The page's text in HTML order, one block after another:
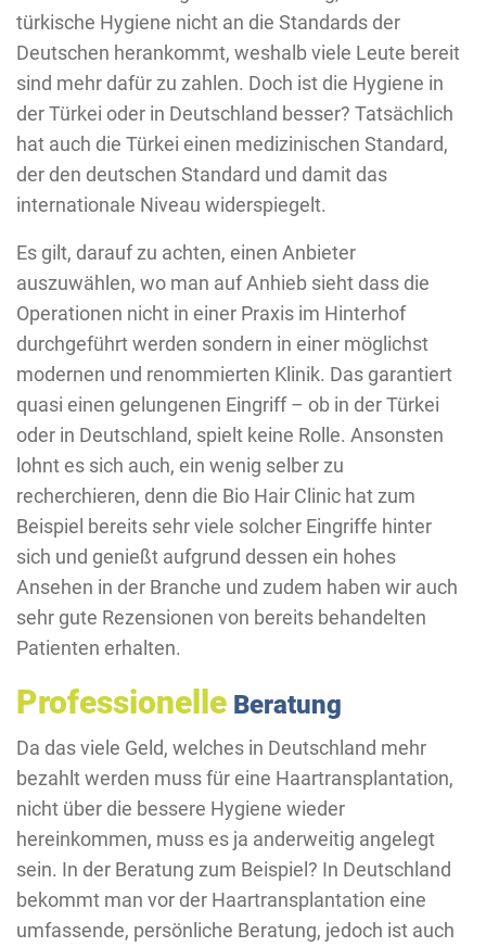
türkische Hygiene nicht an die Standards der
Deutschen herankommt, weshalb viele Leute bereit
sind mehr dafür zu zahlen. Doch ist die Hygiene in
der Türkei oder in Deutschland besser? Tatsächlich
hat auch die Türkei einen medizinischen Standard,
der den deutschen Standard und damit das
internationale Niveau widerspiegelt.
Es gilt, darauf zu achten, einen Anbieter
auszuwählen, wo man auf Anhieb sieht dass die
Operationen nicht in einer Praxis im Hinterhof
durchgeführt werden sondern in einer möglichst
modernen und renommierten Klinik. Das garantiert
quasi einen gelungenen Eingriff – ob in der Türkei
oder in Deutschland, spielt keine Rolle. Ansonsten
lohnt es sich auch, ein wenig selber zu
recherchieren, denn die Bio Hair Clinic hat zum
Beispiel bereits sehr viele solcher Eingriffe hinter
sich und genießt aufgrund dessen ein hohes
Ansehen in der Branche und zudem haben wir auch
sehr gute Rezensionen von bereits behandelten
Patienten erhalten.
Professionelle Beratung
Da das viele Geld, welches in Deutschland mehr
bezahlt werden muss für eine Haartransplantation,
nicht über die bessere Hygiene wieder
hereinkommen, muss es ja anderweitig angelegt
sein. In der Beratung zum Beispiel? In Deutschland
bekommt man vor der Haartransplantation eine
umfassende, persönliche Beratung, jedoch ist auch